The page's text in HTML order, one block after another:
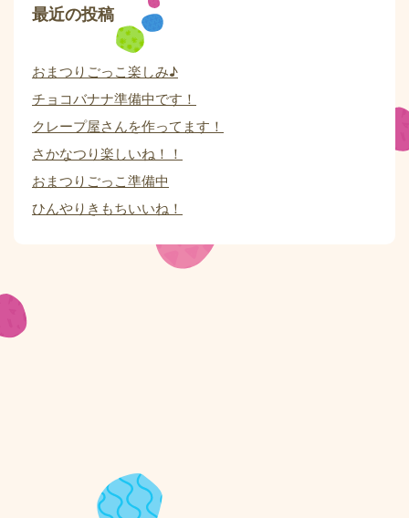
最近の投稿
おまつりごっこ楽しみ♪
チョコバナナ準備中です！
クレープ屋さんを作ってます！
さかなつり楽しいね！！
おまつりごっこ準備中
ひんやりきもちいいね！